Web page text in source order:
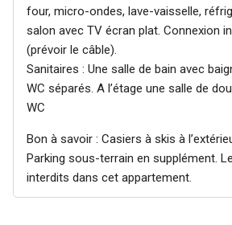
four, micro-ondes, lave-vaisselle,
salon avec TV écran plat. Connexion
(prévoir le câble).
Sanitaires : Une salle de bain avec
WC séparés. A l’étage une salle de
WC
Bon à savoir : Casiers à skis à
Parking sous-terrain en supplément.
interdits dans cet appartement.